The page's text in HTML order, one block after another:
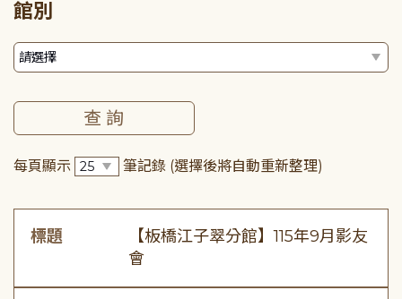
館別
每頁顯示 筆記錄 (選擇後將自動重新整理)
標題
【板橋江子翠分館】115年9月影友
會